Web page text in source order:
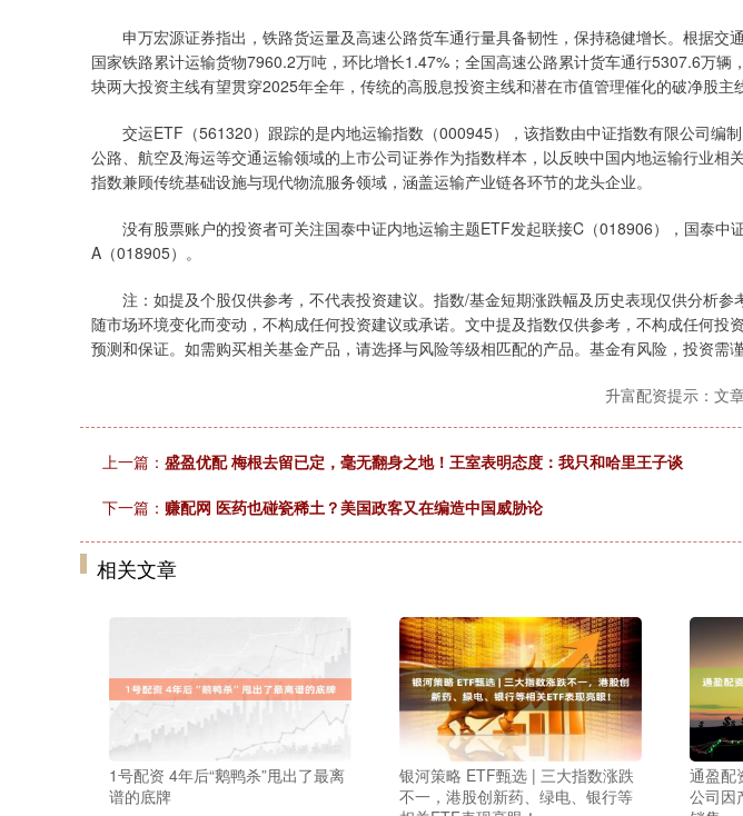
申万宏源证券指出，铁路货运量及高速公路货车通行量具备韧性，保持稳健增长。根据交
国家铁路累计运输货物7960.2万吨，环比增长1.47%；全国高速公路累计货车通行5307.6万辆
块两大投资主线有望贯穿2025年全年，传统的高股息投资主线和潜在市值管理催化的破净股主
交运ETF（561320）跟踪的是内地运输指数（000945），该指数由中证指数有限公司编制
公路、航空及海运等交通运输领域的上市公司证券作为指数样本，以反映中国内地运输行业相
指数兼顾传统基础设施与现代物流服务领域，涵盖运输产业链各环节的龙头企业。
没有股票账户的投资者可关注国泰中证内地运输主题ETF发起联接C（018906），国泰中
A（018905）。
注：如提及个股仅供参考，不代表投资建议。指数/基金短期涨跌幅及历史表现仅供分析参
随市场环境变化而变动，不构成任何投资建议或承诺。文中提及指数仅供参考，不构成任何投
预测和保证。如需购买相关基金产品，请选择与风险等级相匹配的产品。基金有风险，投资需谨
升富配资提示：文
上一篇： 盛盈优配 梅根去留已定，毫无翻身之地！王室表明态度：我只和哈里王子谈
下一篇： 赚配网 医药也碰瓷稀土？美国政客又在编造中国威胁论
相关文章
1号配资 4年后“鹅鸭杀”甩出了最离
谱的底牌
银河策略 ETF甄选 | 三大指数涨跌
不一，港股创新药、绿电、银行等
通盈配
公司因
深证成指 14311.01 200.89 1.42% 沪深300